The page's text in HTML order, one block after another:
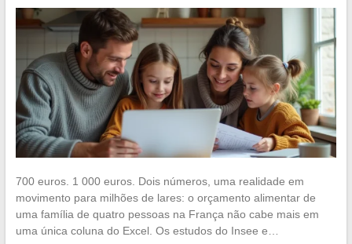
700 euros. 1 000 euros. Dois números, uma realidade em
movimento para milhões de lares: o orçamento alimentar de
uma família de quatro pessoas na França não cabe mais em
uma única coluna do Excel. Os estudos do Insee e…